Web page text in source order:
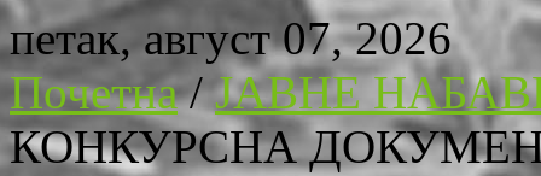
петак, август 07, 2026
Почетна/ЈАВНЕ
КОНКУРСНА